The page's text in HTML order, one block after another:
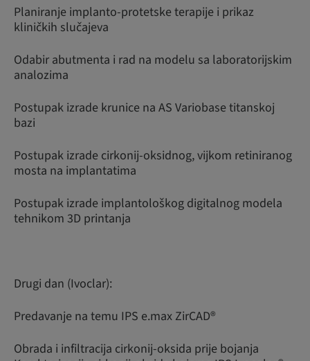
Planiranje implanto-protetske terapije i prikaz
kliničkih slučajeva
Odabir abutmenta i rad na modelu sa laboratorijskim
analozima
Postupak izrade krunice na AS Variobase titanskoj
bazi
Postupak izrade cirkonij-oksidnog, vijkom retiniranog
mosta na implantatima
Postupak izrade implantološkog digitalnog modela
tehnikom 3D printanja
Drugi dan (Ivoclar):
Predavanje na temu IPS e.max ZirCAD®
Obrada i infiltracija cirkonij-oksida prije bojanja